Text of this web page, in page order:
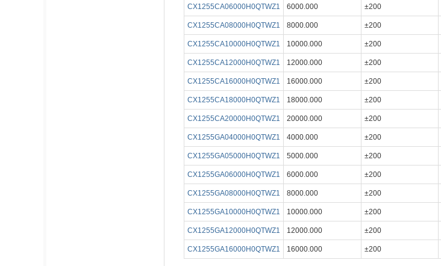
CX1255CA06000H0QTWZ1 6000.000 ±200
CX1255CA08000H0QTWZ1 8000.000 ±200
CX1255CA10000H0QTWZ1 10000.000 ±200
CX1255CA12000H0QTWZ1 12000.000 ±200
CX1255CA16000H0QTWZ1 16000.000 ±200
CX1255CA18000H0QTWZ1 18000.000 ±200
CX1255CA20000H0QTWZ1 20000.000 ±200
CX1255GA04000H0QTWZ1 4000.000 ±200
CX1255GA05000H0QTWZ1 5000.000 ±200
CX1255GA06000H0QTWZ1 6000.000 ±200
CX1255GA08000H0QTWZ1 8000.000 ±200
CX1255GA10000H0QTWZ1 10000.000 ±200
CX1255GA12000H0QTWZ1 12000.000 ±200
CX1255GA16000H0QTWZ1 16000.000 ±200